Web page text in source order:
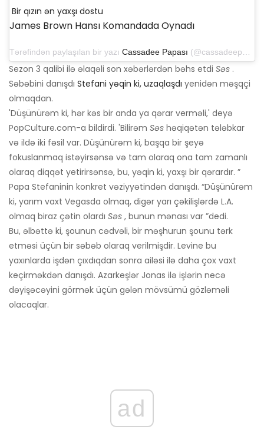
Bir qızın ən yaxşı dostu
James Brown Hansı Komandada Oynadı
Tərəfindən paylaşılan bir yazı Cassadee Papası (@cassadeepope) 27 sentyabr 2019-cu il tarixdə, saat 10: 53-də PDT
Sezon 3 qalibi ilə əlaqəli son xəbərlərdən bəhs etdi Səs .
Səbəbini danışdı Stefani yəqin ki, uzaqlaşdı yenidən məşqçi
olmaqdan.
'Düşünürəm ki, hər kəs bir anda ya qərar verməli,' deyə
PopCulture.com-a bildirdi. 'Bilirəm Səs həqiqətən tələbkar
və ildə iki fəsil var. Düşünürəm ki, başqa bir şeyə
fokuslanmaq istəyirsənsə və tam olaraq ona tam zamanlı
olaraq diqqət yetirirsənsə, bu, yəqin ki, yaxşı bir qərardır. ”
Papa Stefaninin konkret vəziyyətindən danışdı. “Düşünürəm
ki, yarım vaxt Vegasda olmaq, digər yarı çəkilişlərdə L.A.
olmaq biraz çətin olardı Səs , bunun mənası var ”dedi.
Bu, əlbəttə ki, şounun cədvəli, bir məşhurun ​​şounu tərk
etməsi üçün bir səbəb olaraq verilmişdir. Levine bu
yaxınlarda işdən çıxdıqdan sonra ailəsi ilə daha çox vaxt
keçirməkdən danışdı. Azarkeşlər Jonas ilə işlərin necə
dəyişəcəyini görmək üçün gələn mövsümü gözləməli
olacaqlar.
ad